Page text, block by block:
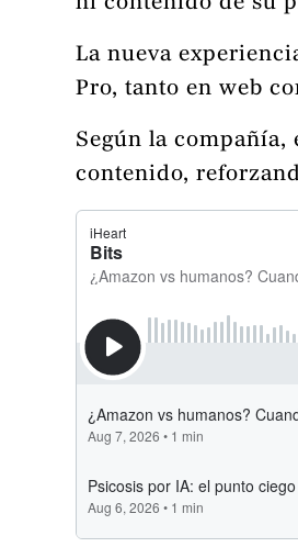
La nueva
Pro, tanto en web
Según la
contenido,